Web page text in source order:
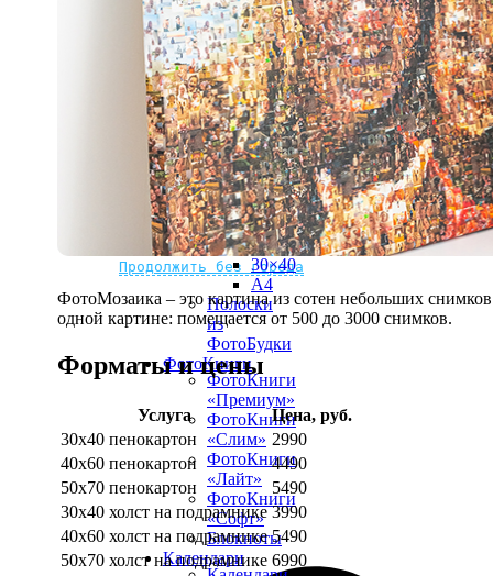
Не нашли Ваш город?
Мы доставляем по всему миру
Продолжить без города
30х40
А4
Фото
в
рамке
10х10
10×15
13×18
15×15
15×20
20×20
20×30
30×30
30×40
A4
Полоски
из
ФотоБудки
ФотоКниги
ФотоКниги
«Премиум»
ФотоКниги
«Слим»
ФотоКниги
«Лайт»
ФотоКниги
«Софт»
Блокноты
Календари
ФотоМозаика – это картина из сотен небольших
одной картине: помещается от 500 до 3000 снимков.
Форматы и цены
Услуга
Цена, руб.
30х40 пенокартон
2990
40х60 пенокартон
4490
50х70 пенокартон
5490
30х40 холст на подрамнике 3990
40х60 холст на подрамнике 5490
50х70 холст на подрамнике 6990